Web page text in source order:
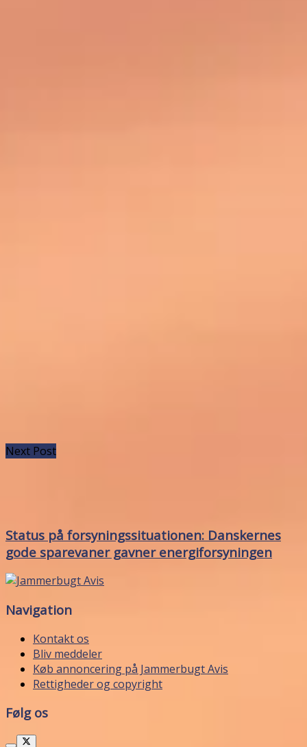
Next Post
Status på forsyningssituationen: Danskernes
gode sparevaner gavner energiforsyningen
Navigation
Kontakt os
Bliv meddeler
Køb annoncering på Jammerbugt Avis
Rettigheder og copyright
Følg os